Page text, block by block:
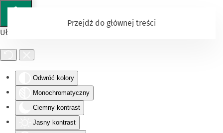
Ułatwienia dostępu
Odwróć kolory
Monochromatyczny
Ciemny kontrast
Jasny kontrast
Przejdź do głównej treści